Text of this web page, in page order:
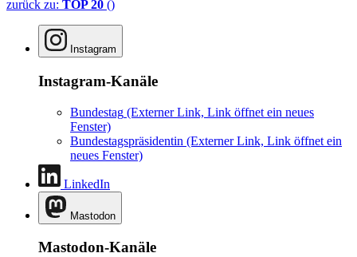
zurück zu: TOP 20 ()
Instagram
Instagram-Kanäle
Bundestag (Externer Link, Link öffnet ein neues
Fenster)
Bundestagspräsidentin (Externer Link, Link öffnet ein
neues Fenster)
LinkedIn
Mastodon
Mastodon-Kanäle